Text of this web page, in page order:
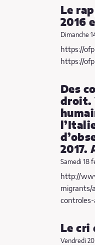
Le
2016
Dimanche
https://
https://
Des
droit.
2017.
Samedi 18
http://
migrants/
Le cri
Vendredi